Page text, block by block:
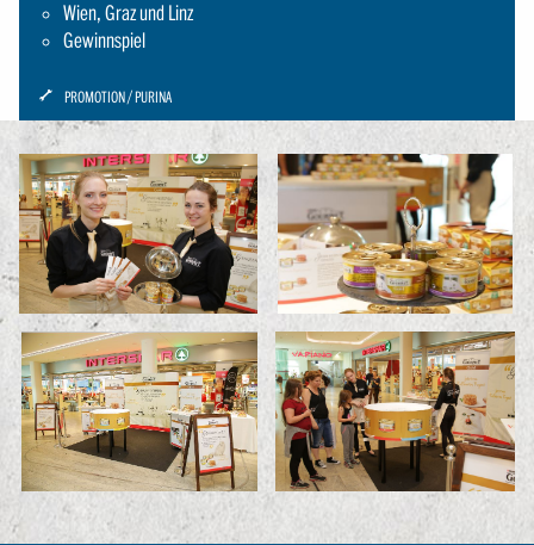
Wien, Graz und Linz
Gewinnspiel
ICON:
SCHRAUBENSCHLUESSEL-
SMALL
PROMOTION PURINA